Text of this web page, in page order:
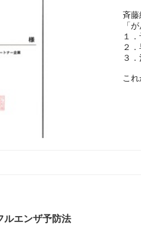
斉藤
「
１
２
３
こ
ルエンザ予防法